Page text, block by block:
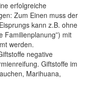
erfolgreiche
Zum Einen muss der
kann z.B. ohne
Familienplanung”) mit
werden.
negative
Giftstoffe im
Marihuana,